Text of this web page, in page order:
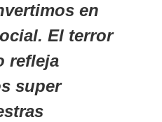
en
El terror
refleja
super